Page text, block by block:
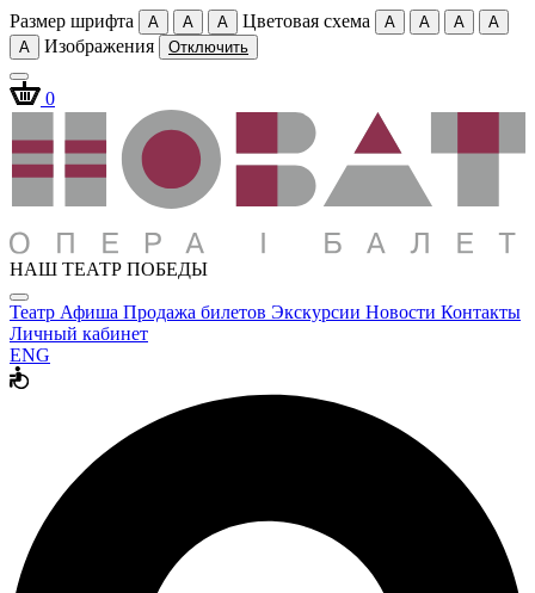
Размер шрифта A A A Цветовая схема A A A
A
A
Изображения Отключить
0
НАШ ТЕАТР ПОБЕДЫ
Театр Афиша Продажа билетов Экскурсии Новости Контакты
Личный кабинет
ENG